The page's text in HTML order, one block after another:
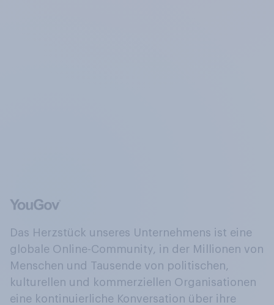
Das Herzstück unseres Unternehmens ist eine
globale Online-Community, in der Millionen von
Menschen und Tausende von politischen,
kulturellen und kommerziellen Organisationen
eine kontinuierliche Konversation über ihre